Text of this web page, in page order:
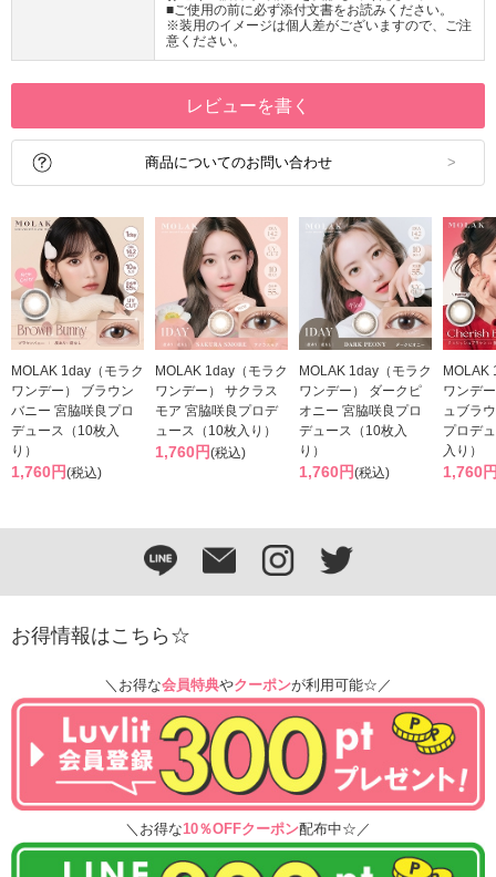
■ご使用の前に必ず添付文書をお読みください。
※装用のイメージは個人差がございますので、ご注
意ください。
レビューを書く
商品についてのお問い合わせ
MOLAK 1day（モラク
ワンデー） ブラウン
バニー 宮脇咲良プロ
デュース（10枚入
り）
1,760円(税込)
MOLAK 1day（モラク
ワンデー） サクラス
モア 宮脇咲良プロデ
ュース（10枚入り）
1,760円(税込)
MOLAK 1day（モラク
ワンデー） ダークピ
オニー 宮脇咲良プロ
デュース（10枚入
り）
1,760円(税込)
MOLAK
ワンデ
ュブラ
プロデ
入り）
1,760
お得情報はこちら☆
＼お得な会員特典やクーポンが利用可能☆／
＼お得な10％OFFクーポン配布中☆／